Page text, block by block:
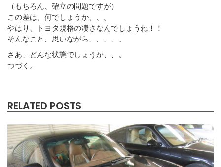
（もちろん、確立の問題ですが）
この差は、何でしょうか、、。
やはり、トヨタ規格の凄さなんでしょうね！！
そんなこと、思いながら、、、、。
さあ、どんな状態でしょうか、、。
つづく。
RELATED POSTS